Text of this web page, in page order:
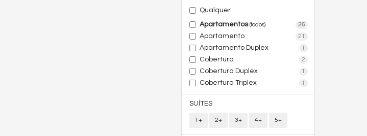
Qualquer
Apartamentos(todos) 26
Apartamento 21
Apartamento Duplex 1
Cobertura 2
Cobertura Duplex 1
Cobertura Triplex 1
SUÍTES
1+ 2+ 3+ 4+ 5+